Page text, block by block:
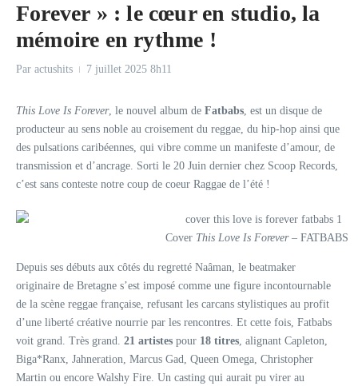
Forever » : le cœur en studio, la
mémoire en rythme !
Par actushits 7 juillet 2025 8h11
This Love Is Forever, le nouvel album de Fatbabs, est un disque de
producteur au sens noble au croisement du reggae, du hip-hop ainsi que
des pulsations caribéennes, qui vibre comme un manifeste d’amour, de
transmission et d’ancrage. Sorti le 20 Juin dernier chez Scoop Records,
c’est sans conteste notre coup de coeur Raggae de l’été !
Cover This Love Is Forever– FATBABS
Depuis ses débuts aux côtés du regretté Naâman, le beatmaker
originaire de Bretagne s’est imposé comme une figure incontournable
de la scène reggae française, refusant les carcans stylistiques au profit
d’une liberté créative nourrie par les rencontres. Et cette fois, Fatbabs
voit grand. Très grand. 21 artistes pour 18 titres, alignant Capleton,
Biga*Ranx, Jahneration, Marcus Gad, Queen Omega, Christopher
Martin ou encore Walshy Fire. Un casting qui aurait pu virer au